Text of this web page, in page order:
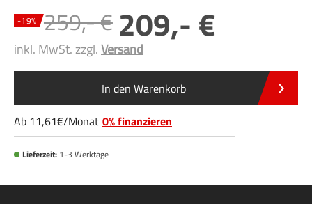
-19% 259,- 209,-
inkl. MwSt. zzgl.Versand
In den Warenkorb
Ab 11,61 /Monat 0% finanzieren
Lieferzeit: 1-3 Werktage